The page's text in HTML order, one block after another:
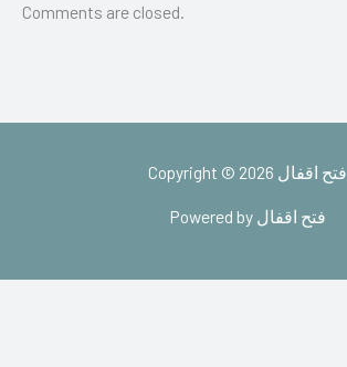
Comments are closed.
Copyright © 2026 فتح اقفال
Powered by فتح اقفال